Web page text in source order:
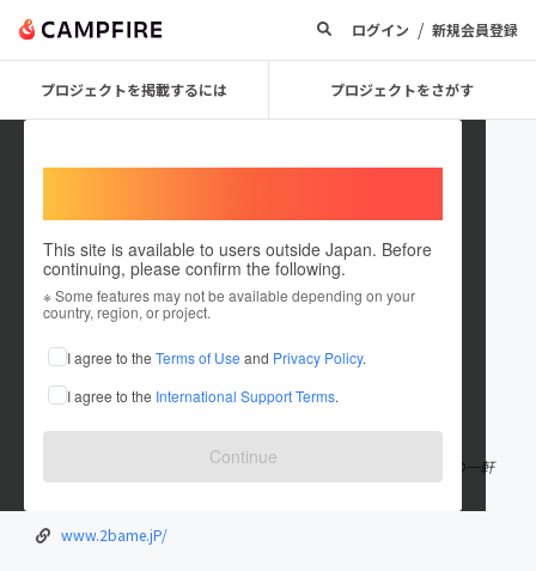
ログイン / 新規会員登録
プロジェクトを掲載するには プロジェクトをさがす
This site is available to users outside Japan. Before
continuing, please confirm the following.
※ Some features may not be available depending on your
country, region, or project.
I agree to the Terms of Use and Privacy Policy.
I agree to the International Support Terms.
Continue
t_highland
これまでに1件のプロジェクトを投稿しています
在住国：日本 現在地：新潟県
出身国：日本 出身地：未設定
大自然はファーストクラスのおもてなし をメインにした 秘境の一軒
宿です
www.2bame.jP/